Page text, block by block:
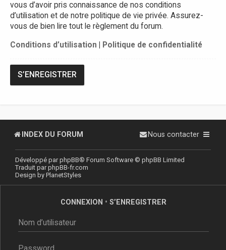
vous d’avoir pris connaissance de nos conditions
d’utilisation et de notre politique de vie privée. Assurez-
vous de bien lire tout le règlement du forum.
Conditions d’utilisation Politique de confidentialité
S’ENREGISTRER
INDEX DU FORUM Nous contacter
Développé parphpBB® Forum Software © phpBB Limited
Traduit parphpBB-fr.com
Design by PlanetStyles
CONNEXION • S’ENREGISTRER